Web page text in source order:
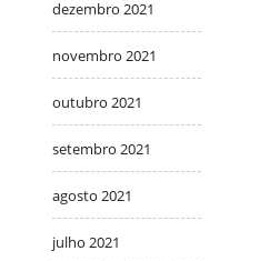
dezembro 2021
novembro 2021
outubro 2021
setembro 2021
agosto 2021
julho 2021